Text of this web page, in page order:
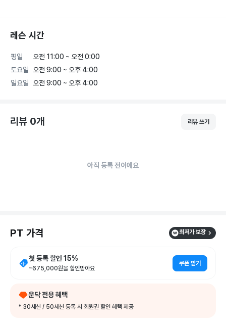
인바디만 보는 것이 아니라
회원님에게 딱 맞는 레슨 방향성과 커리큘럼을 제시합니다.
• STEP 2. '근거' 있는 운동 지도
법을 '근거'를 기반으로 이해시켜 드립니다.
🥗 식단 관리 : 지속 가능한 다이어트
굶기만 하는 다이어트는 요요를 부를 뿐입니다.
회원님의 기초대사량과 활동량을 고려해
'유지 칼로리'를 구한 뒤 감량 목표와 기간에 맞춰 탄/단/지
실력과 경험을 갖춘 코치에게 당신의 시간을 투자하세요.
* 일반인 버킷리스트 및 취미반도 진행 가능합니다.
레슨 시간
평일
오전 11:00 ~ 오전 0:00
토요일
오전 9:00 ~ 오후 4:00
일요일
오전 9:00 ~ 오후 4:00
리뷰 0개 리뷰 쓰기
아직 등록 전이에요
PT 가격 최저가 보장
첫 등록 할인 15%
~675,000원을 할인받아요
쿠폰 받기
운닥 전용 혜택
* 30세션 / 50세션 등록 시 회원권 할인 혜택 제공